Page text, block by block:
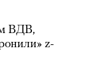
ВДВ,
z-